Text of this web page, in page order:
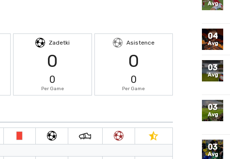
Zadetki
0
0
Per Game
Asistence
0
0
Per Game
Avg
04
Avg
03
Avg
03
Avg
03
Avg